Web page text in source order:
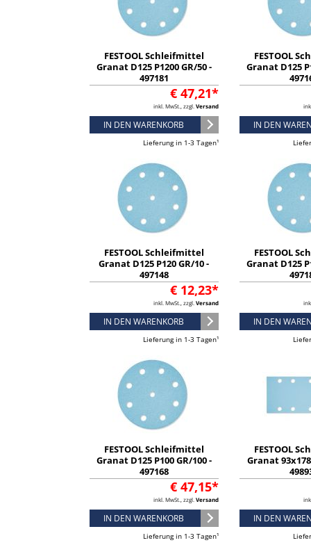
FESTOOL Schleifmittel
Granat D125 P1200 GR/50 -
497181
€ 47,21*
inkl. MwSt., zzgl. Versand
IN DEN WARENKORB
Lieferung in 1-3 Tagen¹
FESTOOL
Granat D125
IN DEN
FESTOOL Schleifmittel
Granat D125 P120 GR/10 -
497148
€ 12,23*
inkl. MwSt., zzgl. Versand
IN DEN WARENKORB
Lieferung in 1-3 Tagen¹
FESTOOL
Granat D125
IN DEN
FESTOOL Schleifmittel
Granat D125 P100 GR/100 -
497168
€ 47,15*
inkl. MwSt., zzgl. Versand
IN DEN WARENKORB
Lieferung in 1-3 Tagen¹
FESTOOL
Granat 93x178
IN DEN